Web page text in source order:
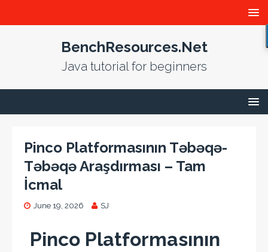
BenchResources.Net
Java tutorial for beginners
Pinco Platformasının Təbəqə-
Təbəqə Araşdırması – Tam
İcmal
June 19, 2026 SJ
Pinco Platformasının